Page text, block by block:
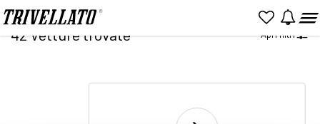
Home Ricerca
42Vetture trovate Apri filtri